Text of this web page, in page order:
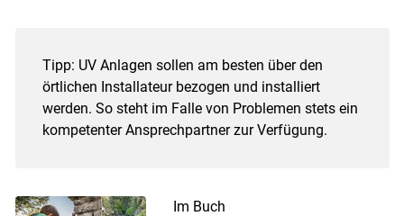
Tipp: UV Anlagen sollen am besten über den
örtlichen Installateur bezogen und installiert
werden. So steht im Falle von Problemen stets ein
kompetenter Ansprechpartner zur Verfügung.
Im Buch